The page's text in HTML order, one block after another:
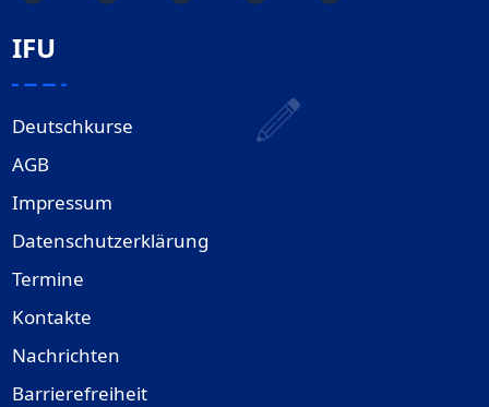
IFU
Deutschkurse
AGB
Impressum
Datenschutzerklärung
Termine
Kontakte
Nachrichten
Barrierefreiheit